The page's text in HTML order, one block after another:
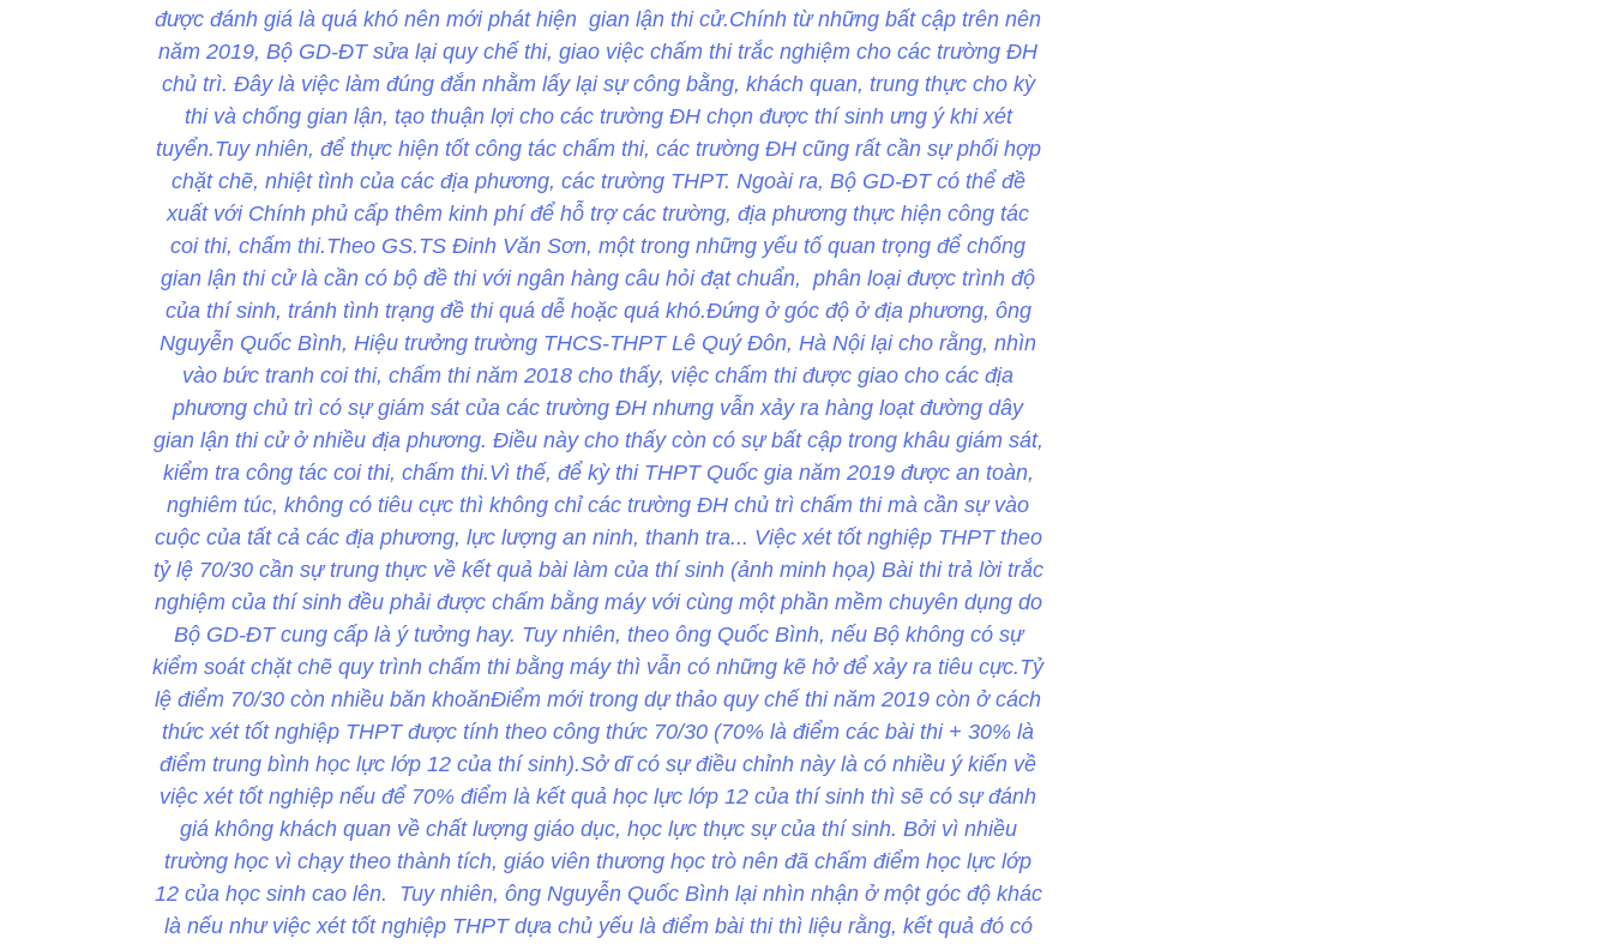
được đánh giá là quá khó nên mới phát hiện gian lận thi cử.Chính từ những bất cập trên nên
năm 2019, Bộ GD-ĐT sửa lại quy chế thi, giao việc chấm thi trắc nghiệm cho các trường ĐH
chủ trì. Đây là việc làm đúng đắn nhằm lấy lại sự công bằng, khách quan, trung thực cho kỳ
thi và chống gian lận, tạo thuận lợi cho các trường ĐH chọn được thí sinh ưng ý khi xét
tuyển.Tuy nhiên, để thực hiện tốt công tác chấm thi, các trường ĐH cũng rất cần sự phối hợp
chặt chẽ, nhiệt tình của các địa phương, các trường THPT. Ngoài ra, Bộ GD-ĐT có thể đề
xuất với Chính phủ cấp thêm kinh phí để hỗ trợ các trường, địa phương thực hiện công tác
coi thi, chấm thi.Theo GS.TS Đinh Văn Sơn, một trong những yếu tố quan trọng để chống
gian lận thi cử là cần có bộ đề thi với ngân hàng câu hỏi đạt chuẩn, phân loại được trình độ
của thí sinh, tránh tình trạng đề thi quá dễ hoặc quá khó.Đứng ở góc độ ở địa phương, ông
Nguyễn Quốc Bình, Hiệu trưởng trường THCS-THPT Lê Quý Đôn, Hà Nội lại cho rằng, nhìn
vào bức tranh coi thi, chấm thi năm 2018 cho thấy, việc chấm thi được giao cho các địa
phương chủ trì có sự giám sát của các trường ĐH nhưng vẫn xảy ra hàng loạt đường dây
gian lận thi cử ở nhiều địa phương. Điều này cho thấy còn có sự bất cập trong khâu giám sát,
kiểm tra công tác coi thi, chấm thi.Vì thế, để kỳ thi THPT Quốc gia năm 2019 được an toàn,
nghiêm túc, không có tiêu cực thì không chỉ các trường ĐH chủ trì chấm thi mà cần sự vào
cuộc của tất cả các địa phương, lực lượng an ninh, thanh tra... Việc xét tốt nghiệp THPT theo
tỷ lệ 70/30 cần sự trung thực về kết quả bài làm của thí sinh (ảnh minh họa) Bài thi trả lời trắc
nghiệm của thí sinh đều phải được chấm bằng máy với cùng một phần mềm chuyên dụng do
Bộ GD-ĐT cung cấp là ý tưởng hay. Tuy nhiên, theo ông Quốc Bình, nếu Bộ không có sự
kiểm soát chặt chẽ quy trình chấm thi bằng máy thì vẫn có những kẽ hở để xảy ra tiêu cực.Tỷ
lệ điểm 70/30 còn nhiều băn khoănĐiểm mới trong dự thảo quy chế thi năm 2019 còn ở cách
thức xét tốt nghiệp THPT được tính theo công thức 70/30 (70% là điểm các bài thi + 30% là
điểm trung bình học lực lớp 12 của thí sinh).Sở dĩ có sự điều chỉnh này là có nhiều ý kiến về
việc xét tốt nghiệp nếu để 70% điểm là kết quả học lực lớp 12 của thí sinh thì sẽ có sự đánh
giá không khách quan về chất lượng giáo dục, học lực thực sự của thí sinh. Bởi vì nhiều
trường học vì chạy theo thành tích, giáo viên thương học trò nên đã chấm điểm học lực lớp
12 của học sinh cao lên. Tuy nhiên, ông Nguyễn Quốc Bình lại nhìn nhận ở một góc độ khác
là nếu như việc xét tốt nghiệp THPT dựa chủ yếu là điểm bài thi thì liệu rằng, kết quả đó có